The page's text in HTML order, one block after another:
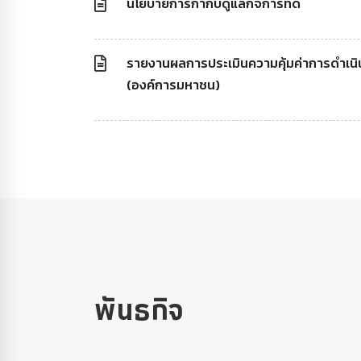
รายงานผลการประเมินความคุ้มค่าการดำ
(องค์การมหาชน)
พันธกิจ